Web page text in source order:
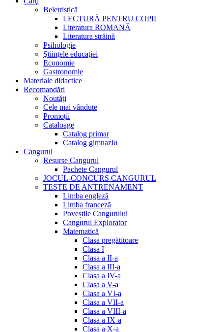
Beletristică
LECTURĂ PENTRU COPII
Literatura ROMANĂ
Literatura străină
Psihologie
Ştiinţele educaţiei
Economie
Gastronomie
Materiale didactice
Recomandări
Noutăţi
Cele mai vândute
Promoții
Cataloage
Catalog primar
Catalog gimnaziu
Cangurul
Resurse Cangurul
Pachete Cangurul
JOCUL-CONCURS CANGURUL
TESTE DE ANTRENAMENT
Limba engleză
Limba franceză
Poveștile Cangurului
Cangurul Explorator
Matematică
Clasa pregătitoare
Clasa I
Clasa a II-a
Clasa a III-a
Clasa a IV-a
Clasa a V-a
Clasa a VI-a
Clasa a VII-a
Clasa a VIII-a
Clasa a IX-a
Clasa a X-a